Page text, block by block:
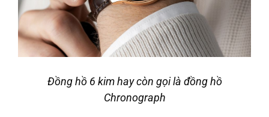
Đồng hồ 6 kim hay còn gọi là đồng hồ
Chronograph